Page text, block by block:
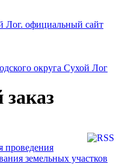
официальный сайт
округа Сухой Лог
проведения
земельных участков